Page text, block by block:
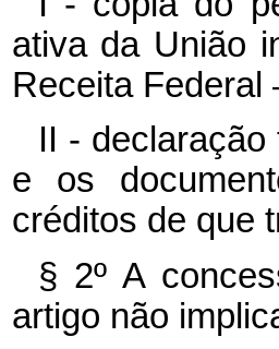
ativa da União
Receita Federal
II -
e os
créditos de que
§ 2º A
artigo não